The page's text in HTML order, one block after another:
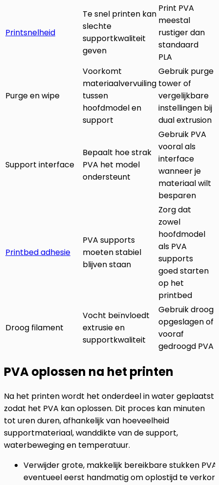
Printsnelheid
Te snel printen kan
slechte
supportkwaliteit
geven
Print PVA
meestal
rustiger dan
standaard
PLA
Purge en wipe
Voorkomt
materiaalvervuiling
tussen
hoofdmodel en
support
Gebruik purge
tower of
vergelijkbare
instellingen bij
dual extrusion
Support interface
Bepaalt hoe strak
PVA het model
ondersteunt
Gebruik PVA
vooral als
interface
wanneer je
materiaal wilt
besparen
Printbed adhesie
PVA supports
moeten stabiel
blijven staan
Zorg dat
zowel
hoofdmodel
als PVA
supports
goed starten
op het
printbed
Droog filament
Vocht beïnvloedt
extrusie en
supportkwaliteit
Gebruik droog
opgeslagen of
vooraf
gedroogd PVA
PVA oplossen na het printen
Na het printen wordt het onderdeel in water geplaatst
zodat het PVA kan oplossen. Dit proces kan minuten
tot uren duren, afhankelijk van hoeveelheid
supportmateriaal, wanddikte van de support,
waterbeweging en temperatuur.
Verwijder grote, makkelijk bereikbare stukken PVA
eventueel eerst handmatig om oplostijd te